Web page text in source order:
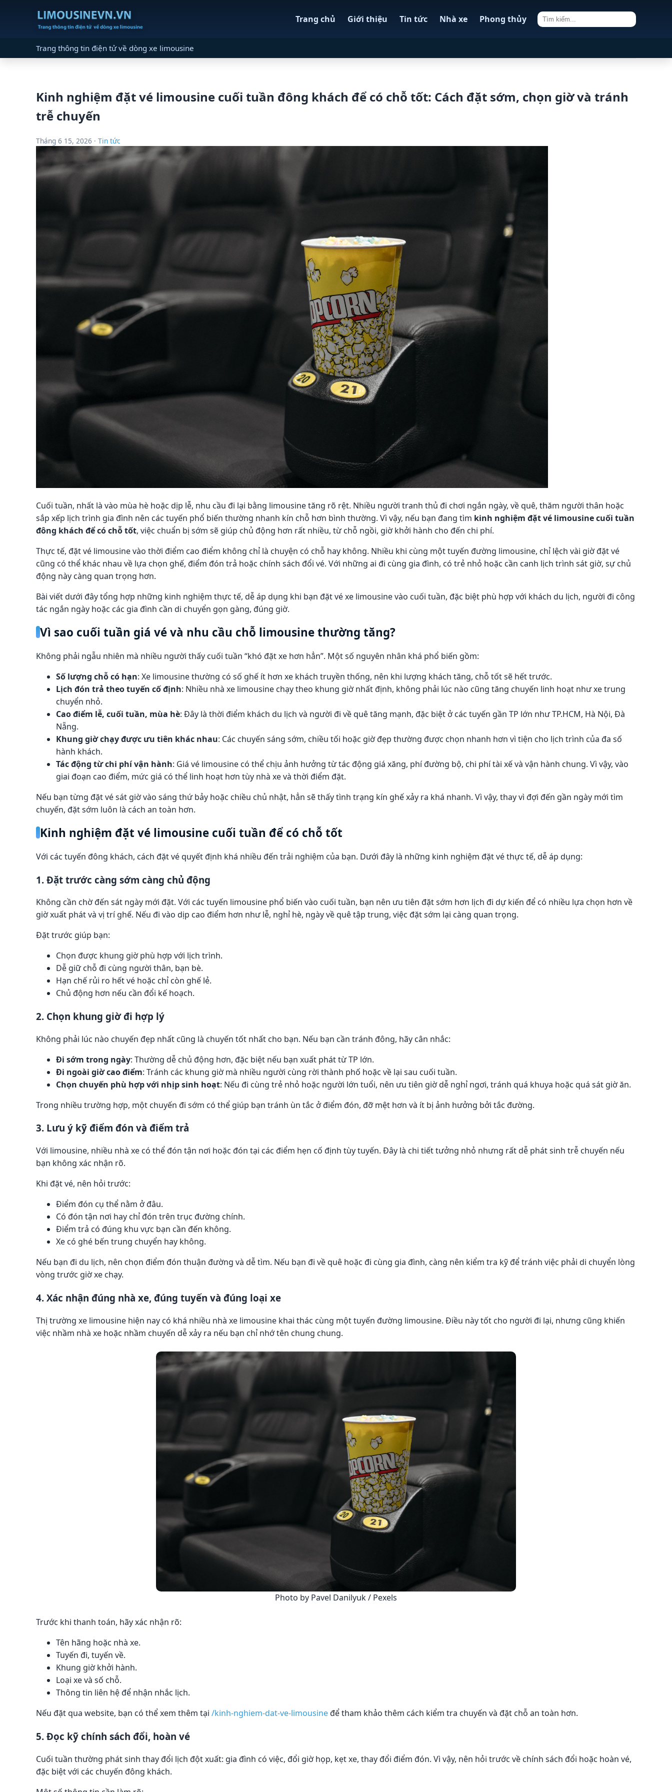
Trang chủ Giới thiệu Tin tức Nhà xe Phong thủy
Trang thông tin điện tử về dòng xe limousine
Kinh nghiệm đặt vé limousine cuối tuần đông khách để có chỗ tốt: Cách đặt sớm, chọn giờ và tránh
trễ chuyến
Tháng 6 15, 2026 · Tin tức
Cuối tuần, nhất là vào mùa hè hoặc dịp lễ, nhu cầu đi lại bằng limousine tăng rõ rệt. Nhiều người tranh thủ đi chơi ngắn ngày, về quê, thăm người thân hoặc
sắp xếp lịch trình gia đình nên các tuyến phổ biến thường nhanh kín chỗ hơn bình thường. Vì vậy, nếu bạn đang tìm kinh nghiệm đặt vé limousine cuối tuần
đông khách để có chỗ tốt, việc chuẩn bị sớm sẽ giúp chủ động hơn rất nhiều, từ chỗ ngồi, giờ khởi hành cho đến chi phí.
Thực tế, đặt vé limousine vào thời điểm cao điểm không chỉ là chuyện có chỗ hay không. Nhiều khi cùng một tuyến đường limousine, chỉ lệch vài giờ đặt vé
cũng có thể khác nhau về lựa chọn ghế, điểm đón trả hoặc chính sách đổi vé. Với những ai đi cùng gia đình, có trẻ nhỏ hoặc cần canh lịch trình sát giờ, sự chủ
động này càng quan trọng hơn.
Bài viết dưới đây tổng hợp những kinh nghiệm thực tế, dễ áp dụng khi bạn đặt vé xe limousine vào cuối tuần, đặc biệt phù hợp với khách du lịch, người đi công
tác ngắn ngày hoặc các gia đình cần di chuyển gọn gàng, đúng giờ.
Vì sao cuối tuần giá vé và nhu cầu chỗ limousine thường tăng?
Không phải ngẫu nhiên mà nhiều người thấy cuối tuần “khó đặt xe hơn hẳn”. Một số nguyên nhân khá phổ biến gồm:
Số lượng chỗ có hạn: Xe limousine thường có số ghế ít hơn xe khách truyền thống, nên khi lượng khách tăng, chỗ tốt sẽ hết trước.
Lịch đón trả theo tuyến cố định: Nhiều nhà xe limousine chạy theo khung giờ nhất định, không phải lúc nào cũng tăng chuyến linh hoạt như xe trung
chuyển nhỏ.
Cao điểm lễ, cuối tuần, mùa hè: Đây là thời điểm khách du lịch và người đi về quê tăng mạnh, đặc biệt ở các tuyến gần TP lớn như TP.HCM, Hà Nội, Đà
Nẵng.
Khung giờ chạy được ưu tiên khác nhau: Các chuyến sáng sớm, chiều tối hoặc giờ đẹp thường được chọn nhanh hơn vì tiện cho lịch trình của đa số
hành khách.
Tác động từ chi phí vận hành: Giá vé limousine có thể chịu ảnh hưởng từ tác động giá xăng, phí đường bộ, chi phí tài xế và vận hành chung. Vì vậy, vào
giai đoạn cao điểm, mức giá có thể linh hoạt hơn tùy nhà xe và thời điểm đặt.
Nếu bạn từng đặt vé sát giờ vào sáng thứ bảy hoặc chiều chủ nhật, hẳn sẽ thấy tình trạng kín ghế xảy ra khá nhanh. Vì vậy, thay vì đợi đến gần ngày mới tìm
chuyến, đặt sớm luôn là cách an toàn hơn.
Kinh nghiệm đặt vé limousine cuối tuần để có chỗ tốt
Với các tuyến đông khách, cách đặt vé quyết định khá nhiều đến trải nghiệm của bạn. Dưới đây là những kinh nghiệm đặt vé thực tế, dễ áp dụng:
1. Đặt trước càng sớm càng chủ động
Không cần chờ đến sát ngày mới đặt. Với các tuyến limousine phổ biến vào cuối tuần, bạn nên ưu tiên đặt sớm hơn lịch đi dự kiến để có nhiều lựa chọn hơn về
giờ xuất phát và vị trí ghế. Nếu đi vào dịp cao điểm hơn như lễ, nghỉ hè, ngày về quê tập trung, việc đặt sớm lại càng quan trọng.
Đặt trước giúp bạn:
Chọn được khung giờ phù hợp với lịch trình.
Dễ giữ chỗ đi cùng người thân, bạn bè.
Hạn chế rủi ro hết vé hoặc chỉ còn ghế lẻ.
Chủ động hơn nếu cần đổi kế hoạch.
2. Chọn khung giờ đi hợp lý
Không phải lúc nào chuyến đẹp nhất cũng là chuyến tốt nhất cho bạn. Nếu bạn cần tránh đông, hãy cân nhắc:
Đi sớm trong ngày: Thường dễ chủ động hơn, đặc biệt nếu bạn xuất phát từ TP lớn.
Đi ngoài giờ cao điểm: Tránh các khung giờ mà nhiều người cùng rời thành phố hoặc về lại sau cuối tuần.
Chọn chuyến phù hợp với nhịp sinh hoạt: Nếu đi cùng trẻ nhỏ hoặc người lớn tuổi, nên ưu tiên giờ dễ nghỉ ngơi, tránh quá khuya hoặc quá sát giờ ăn.
Trong nhiều trường hợp, một chuyến đi sớm có thể giúp bạn tránh ùn tắc ở điểm đón, đỡ mệt hơn và ít bị ảnh hưởng bởi tắc đường.
3. Lưu ý kỹ điểm đón và điểm trả
Với limousine, nhiều nhà xe có thể đón tận nơi hoặc đón tại các điểm hẹn cố định tùy tuyến. Đây là chi tiết tưởng nhỏ nhưng rất dễ phát sinh trễ chuyến nếu
bạn không xác nhận rõ.
Khi đặt vé, nên hỏi trước:
Điểm đón cụ thể nằm ở đâu.
Có đón tận nơi hay chỉ đón trên trục đường chính.
Điểm trả có đúng khu vực bạn cần đến không.
Xe có ghé bến trung chuyển hay không.
Nếu bạn đi du lịch, nên chọn điểm đón thuận đường và dễ tìm. Nếu bạn đi về quê hoặc đi cùng gia đình, càng nên kiểm tra kỹ để tránh việc phải di chuyển lòng
vòng trước giờ xe chạy.
4. Xác nhận đúng nhà xe, đúng tuyến và đúng loại xe
Thị trường xe limousine hiện nay có khá nhiều nhà xe limousine khai thác cùng một tuyến đường limousine. Điều này tốt cho người đi lại, nhưng cũng khiến
việc nhầm nhà xe hoặc nhầm chuyến dễ xảy ra nếu bạn chỉ nhớ tên chung chung.
Photo by Pavel Danilyuk / Pexels
Trước khi thanh toán, hãy xác nhận rõ:
Tên hãng hoặc nhà xe.
Tuyến đi, tuyến về.
Khung giờ khởi hành.
Loại xe và số chỗ.
Thông tin liên hệ để nhận nhắc lịch.
Nếu đặt qua website, bạn có thể xem thêm tại /kinh-nghiem-dat-ve-limousineđể tham khảo thêm cách kiểm tra chuyến và đặt chỗ an toàn hơn.
5. Đọc kỹ chính sách đổi, hoàn vé
Cuối tuần thường phát sinh thay đổi lịch đột xuất: gia đình có việc, đổi giờ họp, kẹt xe, thay đổi điểm đón. Vì vậy, nên hỏi trước về chính sách đổi hoặc hoàn vé,
đặc biệt với các chuyến đông khách.